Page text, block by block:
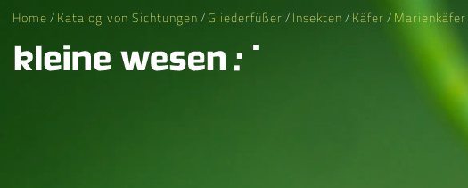
Home/Katalog von Sichtungen/Gliederfüßer/Insekten/Käfer/Marienkäfer